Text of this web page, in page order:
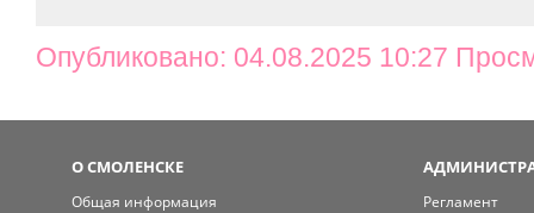
Опубликовано: 04.08.2025 10:27
О СМОЛЕНСКЕ
Общая информация
Регламент